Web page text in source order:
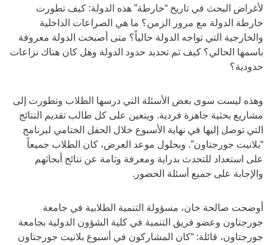
لأغراض البحث في تاريخ “خارطة” هذه الدولة: كيف تطورت
خارطة الدولة مع مرور الزمن؟ ما هي الصراعات الداخلية
والخارجية التي تواجه الدولة حالياً؟ متى أصبحت الدولة معروفة
باسمها الحالي؟ كيف تم تحديد حدود الدولة وهل كان هناك نزاعات
حدودية؟
وهذه ليست سوى بعض الأسئلة التي درسها الطلاب وتطورت إلى
مشاريع بحثية جاهزة فردية. ويتعين على كل طالب تقديم النتائج
التي توصل إليها في نهاية الأسبوع خلال الحفل الختامي لبرنامج
“بلانيت جورجتاون”. وبحلول موعد العرض، كان الطلاب جميعاً
على استعداد للتحدث بدراية ومعرفة وتامة عن نتائج أبحاثهم
والإجابة على جميع أسئلة الحضور.
أوضحت صالحة خان، مسؤولة التنمية الطلابية في جامعة
جورجتاون وعضو فريق التنمية في كلية الشؤون الدولية بجامعة
جورجتاون، قائلة: “كان المشاركون في أسبوع بلانيت جورجتاون